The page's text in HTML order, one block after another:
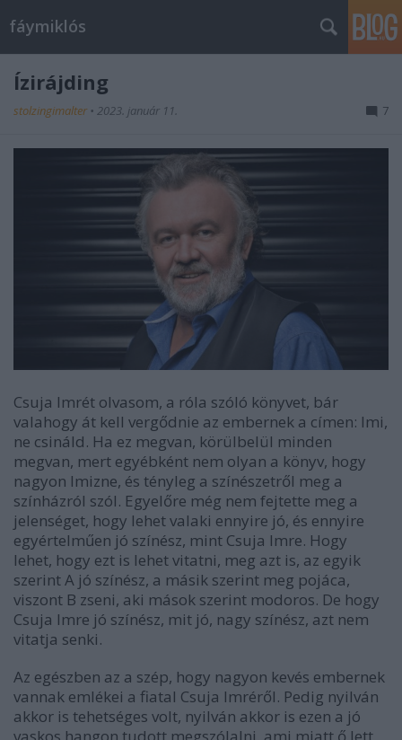
fáymiklós
Ízirájding
stolzingimalter • 2023. január 11. 7
Csuja Imrét olvasom, a róla szóló könyvet, bár
valahogy át kell vergődnie az embernek a címen: Imi,
ne csináld. Ha ez megvan, körülbelül minden
megvan, mert egyébként nem olyan a könyv, hogy
nagyon Imizne, és tényleg a színészetről meg a
színházról szól. Egyelőre még nem fejtette meg a
jelenséget, hogy lehet valaki ennyire jó, és ennyire
egyértelműen jó színész, mint Csuja Imre. Hogy
lehet, hogy ezt is lehet vitatni, meg azt is, az egyik
szerint A jó színész, a másik szerint meg pojáca,
viszont B zseni, aki mások szerint modoros. De hogy
Csuja Imre jó színész, mit jó, nagy színész, azt nem
vitatja senki.
Az egészben az a szép, hogy nagyon kevés embernek
vannak emlékei a fiatal Csuja Imréről. Pedig nyilván
akkor is tehetséges volt, nyilván akkor is ezen a jó